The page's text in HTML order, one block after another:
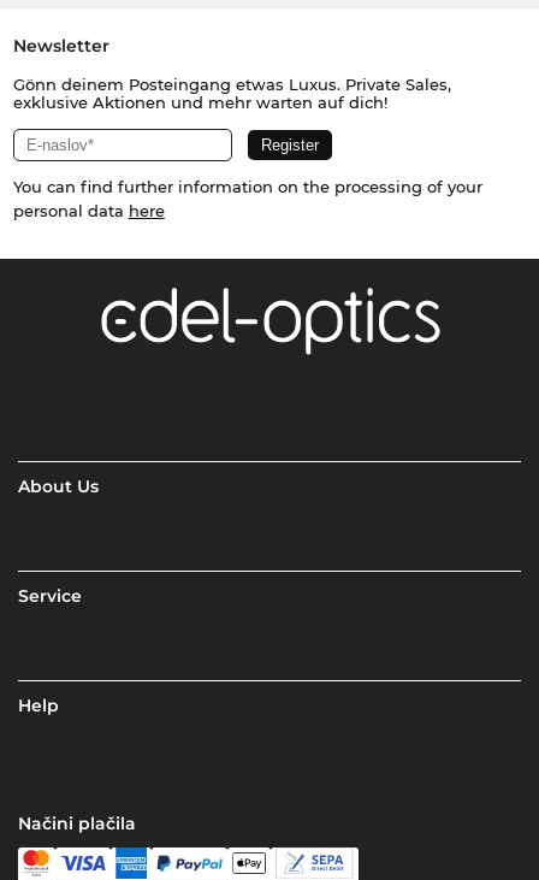
Newsletter
Gönn deinem Posteingang etwas Luxus. Private Sales,
exklusive Aktionen und mehr warten auf dich!
You can find further information on the processing of your
personal data here
About Us
Service
Help
Načini plačila